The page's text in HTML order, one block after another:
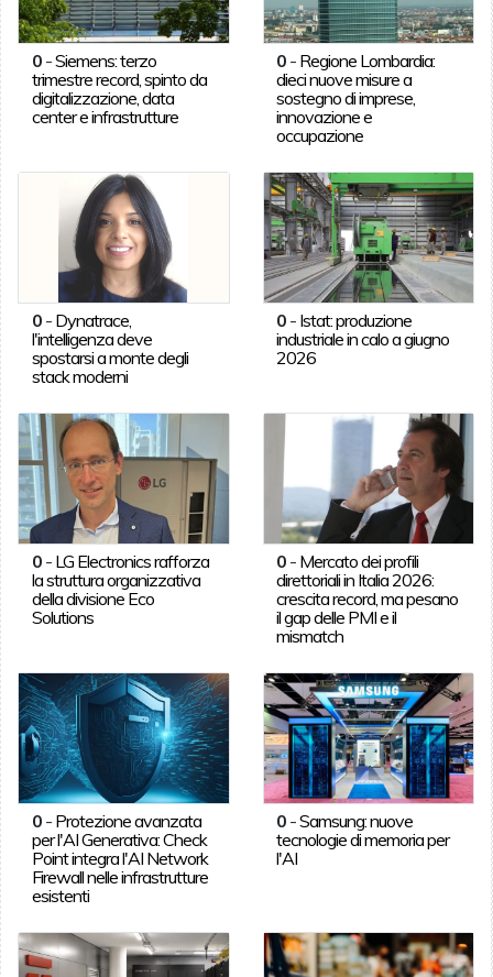
0-Siemens: terzo
trimestre record, spinto da
digitalizzazione, data
center e infrastrutture
0 - Regione Lombardia:
dieci nuove misure a
sostegno di imprese,
innovazione e
occupazione
0- Dynatrace,
l'intelligenza deve
spostarsi a monte degli
stack moderni
0 - Istat: produzione
industriale in calo a giugno
2026
0- LG Electronics rafforza
la struttura organizzativa
della divisione Eco
Solutions
0 - Mercato dei profili
direttoriali in Italia 2026:
crescita record, ma pesano
il gap delle PMI e il
mismatch
0- Protezione avanzata
per l'AI Generativa: Check
Point integra l'AI Network
Firewall nelle infrastrutture
esistenti
0 -Samsung: nuove
tecnologie di memoria per
l'AI